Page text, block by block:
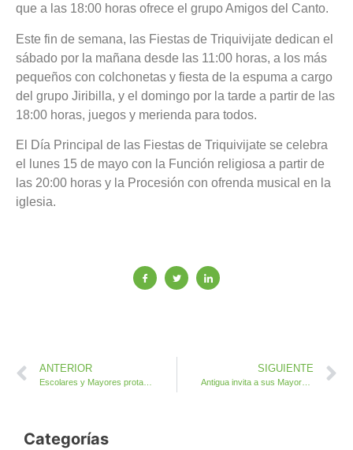
que a las 18:00 horas ofrece el grupo Amigos del Canto.
Este fin de semana, las Fiestas de Triquivijate dedican el
sábado por la mañana desde las 11:00 horas, a los más
pequeños con colchonetas y fiesta de la espuma a cargo
del grupo Jiribilla, y el domingo por la tarde a partir de las
18:00 horas, juegos y merienda para todos.
El Día Principal de las Fiestas de Triquivijate se celebra
el lunes 15 de mayo con la Función religiosa a partir de
las 20:00 horas y la Procesión con ofrenda musical en la
iglesia.
ANTERIOR
Escolares y Mayores protagonizan este viernes la XXX Feria Insular de Artesanía
SIGUIENTE
Antigua invita a sus Mayores a preparar un viaje a Galicia y Portugal
Categorías